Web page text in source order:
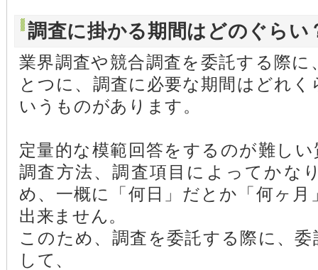
調査に掛かる期間はどのぐらい
業界調査や競合調査を委託する際
とつに、調査に必要な期間はどれ
いうものがあります。
定量的な模範回答をするのが難し
調査方法、調査項目によってかな
め、一概に「何日」だとか「何ヶ
出来ません。
このため、調査を委託する際に、
して、